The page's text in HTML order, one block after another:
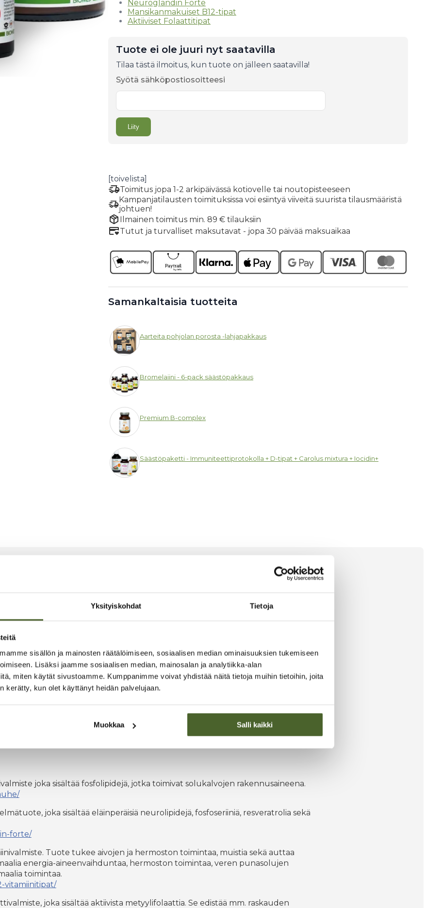
Yksityiskohdat Tietoja
sisällön ja mainosten räätälöimiseen, sosiaalisen median ominaisuuksien tukemiseen
Lisäksi jaamme sosiaalisen median, mainosalan ja analytiikka-alan
miten käytät sivustoamme. Kumppanimme voivat yhdistää näitä tietoja muihin tietoihin, joita
kerätty, kun olet käyttänyt heidän palvelujaan.
Muokkaa Salli kaikki
Neuroglandin Forte
Mansikanmakuiset B12-tipat
Aktiiviset Folaattitipat
Tuote ei ole juuri nyt saatavilla
Tilaa tästä ilmoitus, kun tuote on jälleen saatavilla!
Syötä sähköpostiosoitteesi
[toivelista]
Toimitus jopa 1-2 arkipäivässä kotiovelle tai noutopisteeseen
Kampanjatilausten toimituksissa voi esiintyä viiveitä suurista tilausmääristä
johtuen!
Ilmainen toimitus min. 89 € tilauksiin
Tutut ja turvalliset maksutavat - jopa 30 päivää maksuaikaa
Samankaltaisia tuotteita
Aarteita pohjolan porosta -lahjapakkaus
Bromelaiini - 6-pack säästöpakkaus
Premium B-complex
Säästöpaketti - Immuniteettiprotokolla + D-tipat + Carolus mixtura + Iocidin+
+ Neuroglandin Forte +
tipat + Aktiiviset Folaattitipat
pakettihintaan!
koostuva hyvinvointipaketti nyt alennuksella!
ikimuistoisella, elämänlaatua kohentavalla lahjalla, josta on iloa
joka sisältää fosfolipidejä, jotka toimivat solukalvojen rakennusaineena.
joka sisältää eläinperäisiä neurolipidejä, fosfoseriiniä, resveratrolia sekä
forte/
Tuote tukee aivojen ja hermoston toimintaa, muistia sekä auttaa
energia-aineenvaihduntaa, hermoston toimintaa, veren punasolujen
toimintaa.
vitamiinitipat/
joka sisältää aktiivista metyylifolaattia. Se edistää mm. raskauden